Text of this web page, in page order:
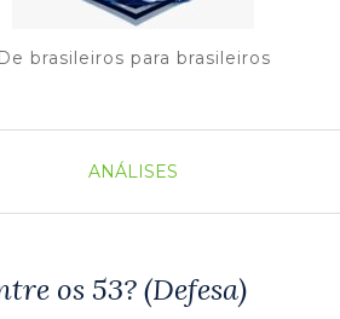
De brasileiros para brasileiros
ANÁLISES
os 53? (Defesa)